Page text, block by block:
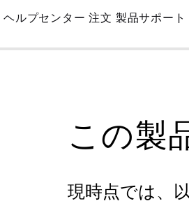
Skip
Main
ヘルプセンター 注文 製品サポート
この製
現時点では、